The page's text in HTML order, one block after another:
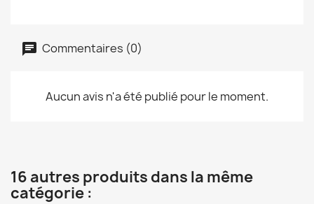
Commentaires (0)
Aucun avis n'a été publié pour le moment.
16 autres produits dans la même
catégorie :